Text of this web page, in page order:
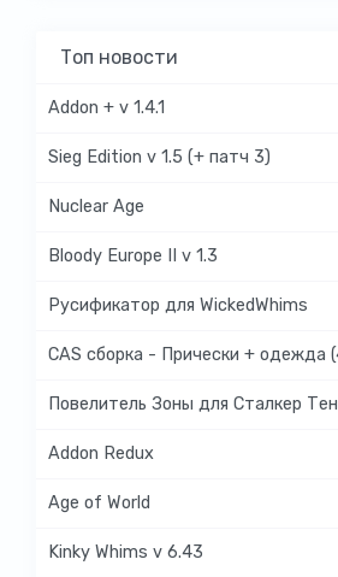
Топ новости
Addon + v 1.4.1
Sieg Edition v 1.5 (+ патч 3)
Nuclear Age
Bloody Europe II v 1.3
Русификатор для WickedWhims
CAS сборка - Прически + одежда
Повелитель Зоны для Сталкер
Addon Redux
Age of World
Kinky Whims v 6.43